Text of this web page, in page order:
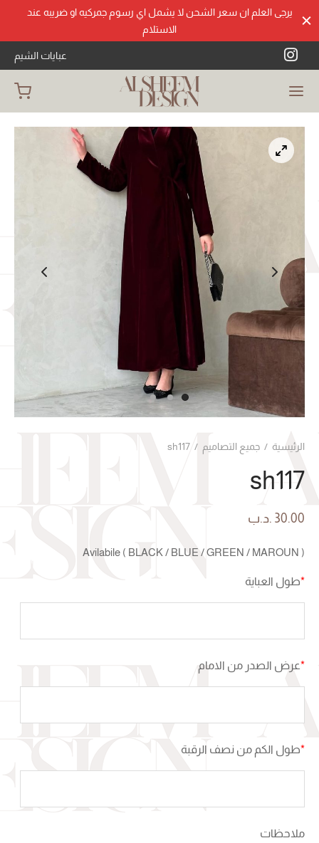
يرجى العلم ان سعر الشحن لا يشمل اي رسوم جمركيه او ضريبه عند
الاستلام
عبايات الشيم
الرئيسية / جميع التصاميم /
sh117
30.00 .د.ب
Avilabile ( BLACK / BLUE / GREEN / MAROUN )
*طول العباية
*عرض الصدر من الامام
*طول الكم من نصف الرقبة
ملاحظات